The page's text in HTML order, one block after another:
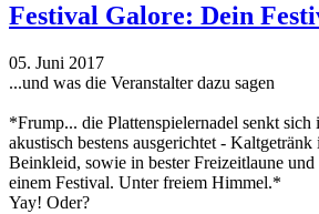
Festival Galore: Dein
05. Juni 2017
...und was die Veranstalter dazu sagen
*Frump... die Plattenspielernadel senkt
akustisch bestens ausgerichtet -
Beinkleid, sowie in bester Freizeitlaune
einem Festival. Unter freiem Himmel.*
Yay! Oder?